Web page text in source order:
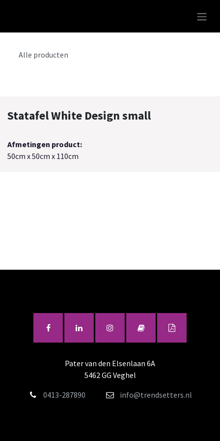
Alle producten
Statafel White Design small
Afmetingen product:
50cm x 50cm x 110cm
Pater van den Elsenlaan 6A
5462 GG Veghel
0413-287890
info@trendsetters.nl